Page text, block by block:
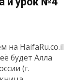
на HaifaRu.co.il
будет Алла
(г.